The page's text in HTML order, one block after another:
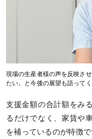
現場の生産者様の声を反映さ
たい。と今後の展望も語って
支援金額の合計額をみ
るだけでなく、家賃や
を補っているのが特徴で